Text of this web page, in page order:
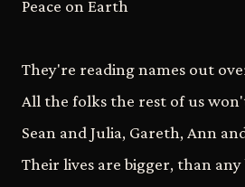
Peace on Earth
They're reading names out
All the folks the rest of us
Sean and Julia, Gareth, Ann
Their lives are bigger, than any